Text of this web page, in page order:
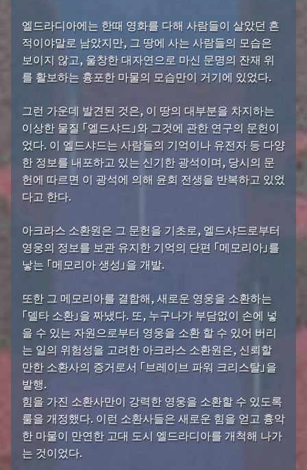
엘드라디아에는 한때 영화를 다해 사람들이 살았던 흔
적이야말로 남았지만, 그 땅에 사는 사람들의 모습은
보이지 않고, 울창한 대자연으로 마신 문명의 잔재 위
를 활보하는 흉포한 마물의 모습만이 거기에 있었다.
그런 가운데 발견된 것은, 이 땅의 대부분을 차지하는
이상한 물질 「엘드샤드」와 그것에 관한 연구의 문헌이
었다. 이 엘드샤드는 사람들의 기억이나 유전자 등 다양
한 정보를 내포하고 있는 신기한 광석이며, 당시의 문
헌에 따르면 이 광석에 의해 윤회 전생을 반복하고 있었
다고 한다.
아크라스 소환원은 그 문헌을 기초로, 엘드샤드로부터
영웅의 정보를 보관 유지한 기억의 단편 「메모리아」를
낳는 「메모리아 생성」을 개발.
또한 그 메모리아를 결합해, 새로운 영웅을 소환하는
「델타 소환」을 짜냈다. 또, 누구나가 부담없이 손에 넣
을 수 있는 자원으로부터 영웅을 소환 할 수 있어 버리
는 일의 위험성을 고려한 아크라스 소환원은, 신뢰할
만한 소환사의 증거로서 「브레이브 파워 크리스탈」을
발행.
힘을 가진 소환사만이 강력한 영웅을 소환할 수 있도록
룰을 개정했다. 이런 소환사들은 새로운 힘을 얻고 흉악
한 마물이 만연한 고대 도시 엘드라디아를 개척해 나가
는 것이었다.